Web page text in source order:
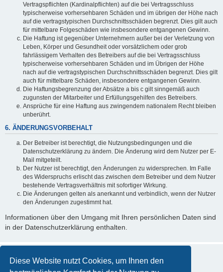
Diese Website nutzt Cookies, um Ihnen den
Vertragspflichten (Kardinalpflichten) auf die bei Vertragsschluss
typischerweise vorhersehbaren Schäden und im übrigen der Höhe nach
auf die vertragstypischen Durchschnittsschäden begrenzt. Dies gilt auch
für mittelbare Folgeschäden wie insbesondere entgangenen Gewinn.
Die Haftung ist gegenüber Unternehmern außer bei der Verletzung von
Leben, Körper und Gesundheit oder vorsätzlichem oder grob
fahrlässigem Verhalten des Betreibers auf die bei Vertragsschluss
typischerweise vorhersehbaren Schäden und im Übrigen der Höhe
nach auf die vertragstypischen Durchschnittsschäden begrenzt. Dies gilt
auch für mittelbare Schäden, insbesondere entgangenen Gewinn.
Die Haftungsbegrenzung der Absätze a bis c gilt sinngemäß auch
zugunsten der Mitarbeiter und Erfüllungsgehilfen des Betreibers.
Ansprüche für eine Haftung aus zwingendem nationalem Recht bleiben
unberührt.
6. ÄNDERUNGSVORBEHALT
Der Betreiber ist berechtigt, die Nutzungsbedingungen und die
Datenschutzerklärung zu ändern. Die Änderung wird dem Nutzer per E-
Mail mitgeteilt.
Der Nutzer ist berechtigt, den Änderungen zu widersprechen. Im Falle
des Widerspruchs erlischt das zwischen dem Betreiber und dem Nutzer
bestehende Vertragsverhältnis mit sofortiger Wirkung.
Die Änderungen gelten als anerkannt und verbindlich, wenn der Nutzer
den Änderungen zugestimmt hat.
Informationen über den Umgang mit Ihren persönlichen Daten sind
in der Datenschutzerklärung enthalten.